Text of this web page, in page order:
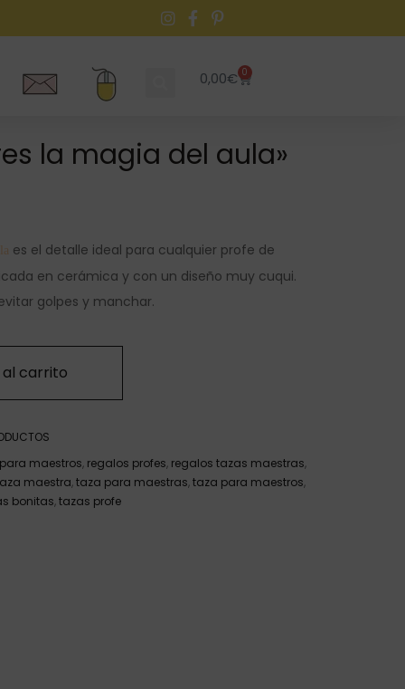
0,00€ 0
la magia del aula»
es el detalle ideal para cualquier profe de
en cerámica y con un diseño muy cuqui.
golpes y manchar.
carrito
maestros, regalos profes, regalos tazas maestras,
maestra,taza para maestras,taza para maestros,
bonitas,tazas profe